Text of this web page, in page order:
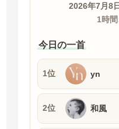
2026年7月8
1時
今日の一首
1位 yn
2位 和風